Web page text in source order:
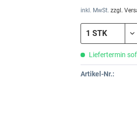
inkl. MwSt. zzgl.
Liefertermin
Artikel-Nr.: